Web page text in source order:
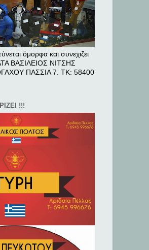
όμορφα και συνεχιζει
ΒΑΣΙΛΕΙΟΣ ΝΙΤΣΗΣ
ΠΑΣΣΙΑ 7. ΤΚ: 58400
!!!